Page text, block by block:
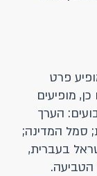
פרט
מופיעים
הערך
סמל המדינה;
בעברית,
הטביעה.